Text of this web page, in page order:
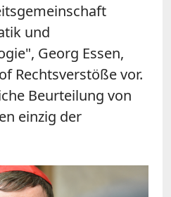
und
Georg Essen,
Rechtsverstöße vor.
Beurteilung von
einzig der